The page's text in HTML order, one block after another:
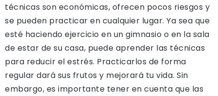
técnicas son económicas, ofrecen pocos riesgos y
se pueden practicar en cualquier lugar. Ya sea que
esté haciendo ejercicio en un gimnasio o en la sala
de estar de su casa, puede aprender las técnicas
para reducir el estrés. Practicarlos de forma
regular dará sus frutos y mejorará tu vida. Sin
embargo, es importante tener en cuenta que las